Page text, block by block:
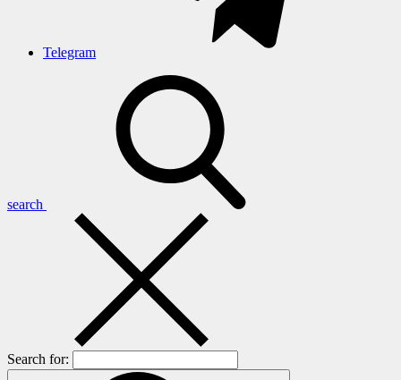
Telegram
search
Search for: